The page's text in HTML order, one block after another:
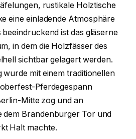
rustikale Holztische
eine einladende Atmosphäre
ist das gläserne
in dem die Holzfässer des
sichtbar gelagert werden.
wurde mit einem traditionellen
Pferdegespann
Mitte zog und an
dem Brandenburger Tor und
Halt machte.